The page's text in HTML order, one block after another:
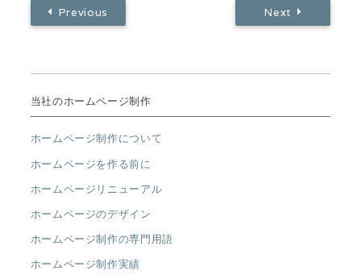
Previous Next
当社のホームページ制作
ホームページ制作について
ホームページを作る前に
ホームページリニューアル
ホームページのデザイン
ホームページ制作の専門用語
ホームページ制作実績